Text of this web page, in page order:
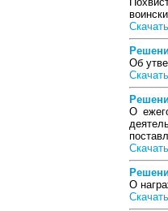
Скачать
Об
Скачать
О
Скачать
О
Скачать